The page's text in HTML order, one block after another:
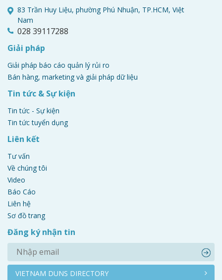
83 Trần Huy Liệu, phường Phú Nhuận, TP.HCM, Việt
Nam
028 39117288
Giải pháp
Giải pháp báo cáo quản lý rủi ro
Bán hàng, marketing và giải pháp dữ liệu
Tin tức & Sự kiện
Tin tức - Sự kiện
Tin tức tuyển dụng
Liên kết
Tư vấn
Về chúng tôi
Video
Báo Cáo
Liên hệ
Sơ đồ trang
Đăng ký nhận tin
VIETNAM DUNS DIRECTORY